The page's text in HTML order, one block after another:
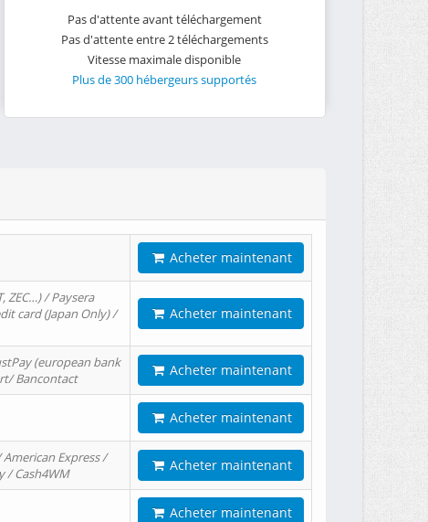
Pas d'attente avant téléchargement
Pas d'attente entre 2 téléchargements
Vitesse maximale disponible
Plus de 300 hébergeurs supportés
Acheter maintenant
ZEC…) / Paysera
card (Japan Only) /
Acheter maintenant
(european bank
Bancontact
Acheter maintenant
Acheter maintenant
Express /
/ Cash4WM
Acheter maintenant
Acheter maintenant